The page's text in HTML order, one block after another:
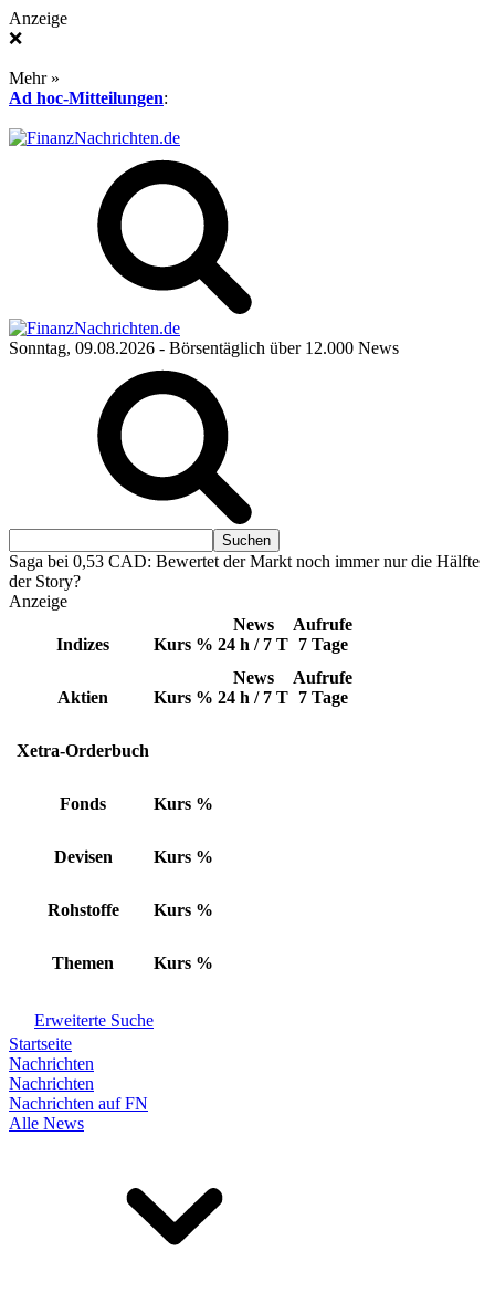
Anzeige
❌
Mehr »
Ad hoc-Mitteilungen:
Sonntag, 09.08.2026 - Börsentäglich über 12.000 News
Saga bei 0,53 CAD: Bewertet der Markt noch immer nur die Hälfte
der Story?
Anzeige
Indizes Kurs %
News
24 h / 7 T
Aufrufe
7 Tage
Aktien Kurs %
News
24 h / 7 T
Aufrufe
7 Tage
Xetra-Orderbuch
Fonds Kurs %
Devisen Kurs %
Rohstoffe Kurs %
Themen Kurs %
Erweiterte Suche
Startseite
Nachrichten
Nachrichten
Nachrichten auf FN
Alle News